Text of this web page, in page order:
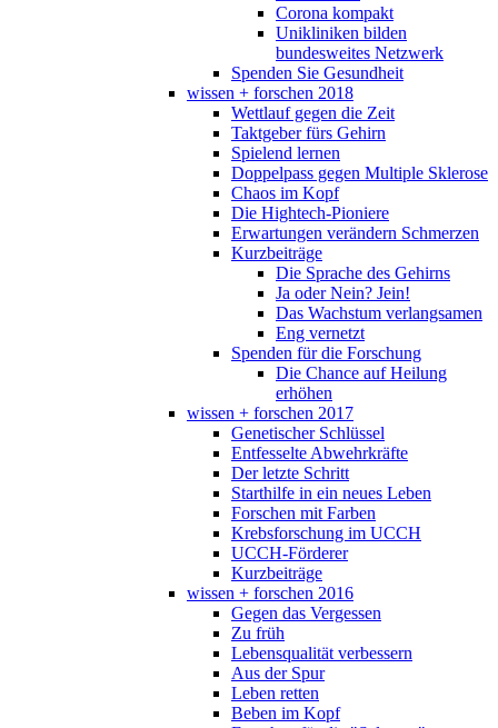
Corona kompakt
Unikliniken bilden
bundesweites Netzwerk
Spenden Sie Gesundheit
wissen + forschen 2018
Wettlauf gegen die Zeit
Taktgeber fürs Gehirn
Spielend lernen
Doppelpass gegen Multiple Sklerose
Chaos im Kopf
Die Hightech-Pioniere
Erwartungen verändern Schmerzen
Kurzbeiträge
Die Sprache des Gehirns
Ja oder Nein? Jein!
Das Wachstum verlangsamen
Eng vernetzt
Spenden für die Forschung
Die Chance auf Heilung
erhöhen
wissen + forschen 2017
Genetischer Schlüssel
Entfesselte Abwehrkräfte
Der letzte Schritt
Starthilfe in ein neues Leben
Forschen mit Farben
Krebsforschung im UCCH
UCCH-Förderer
Kurzbeiträge
wissen + forschen 2016
Gegen das Vergessen
Zu früh
Lebensqualität verbessern
Aus der Spur
Leben retten
Beben im Kopf